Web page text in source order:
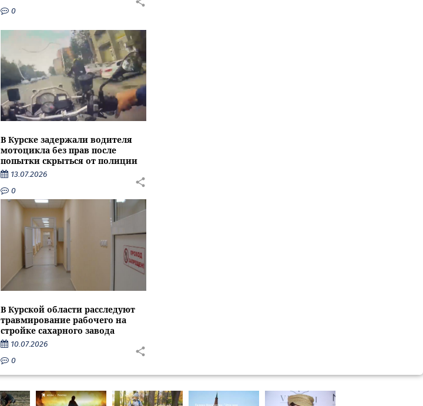
0
В Курске задержали водителя
мотоцикла без прав после
попытки скрыться от полиции
13.07.2026
0
В Курской области расследуют
травмирование рабочего на
стройке сахарного завода
10.07.2026
0